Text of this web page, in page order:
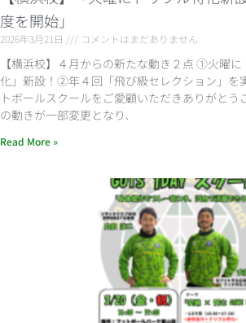
度を開始」
2026年3月21日 コメントはまだありません
【横浜校】４月からの新たな動き２点 ①火曜
化」新設！②年４回「飛び級セレクション」を
トボールスクールをご愛顧いただきありがとう
の動きが一部変更となり、
Read More »